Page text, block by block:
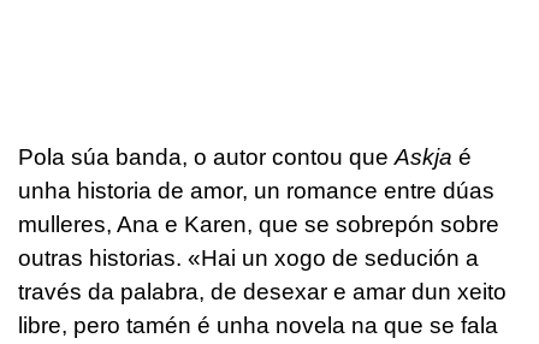
Pola súa banda, o autor contou queAskja é
unha historia de amor, un romance entre dúas
mulleres, Ana e Karen, que se sobrepón sobre
outras historias. «Hai un xogo de sedución a
través da palabra, de desexar e amar dun xeito
libre, pero tamén é unha novela na que se fala